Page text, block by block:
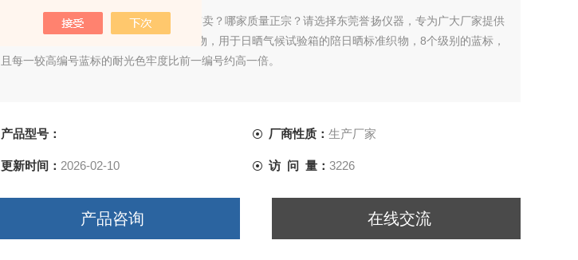
耐光色牢度标准羊毛布哪家有卖？哪家质量正宗？请选择东莞誉扬仪器，专为广大厂家提供
进口AATCCbluewoolL2蓝色羊毛标准织物，用于日晒气候试验箱的陪日晒标准织物，8个级别的蓝标，
且每一较高编号蓝标的耐光色牢度比前一编号约高一倍。
产品型号： 厂商性质： 生产厂家
更新时间： 2026-02-10 访 问 量： 3226
产品咨询 在线交流